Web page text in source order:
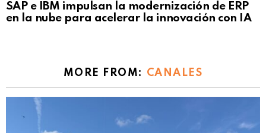
SAP e IBM impulsan la modernización de ERP
en la nube para acelerar la innovación con IA
MORE FROM: CANALES